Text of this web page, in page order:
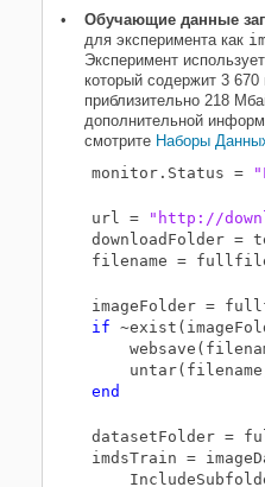
Обучающие данные
для эксперимента как
Эксперимент
который содержит 3 670
приблизительно 218
дополнительной
смотрите Наборы
monitor.Status =
url =
"http://
downloadFolder =
filename =
imageFolder =
if
end
datasetFolder =
imdsTrain =